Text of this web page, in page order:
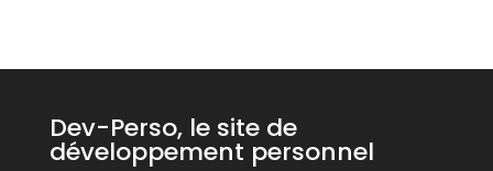
Dev-Perso, le site de
développement personnel